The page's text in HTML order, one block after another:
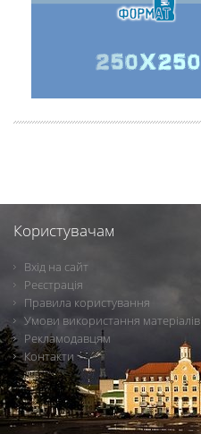
Користувачам
Вхід на сайт
Реєстрація
Правила користування
Умови використання матеріалів
Рекламодавцям
Контакти